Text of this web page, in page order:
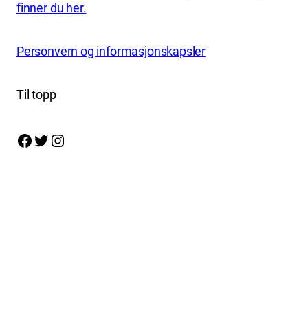
finner du her.
Personvern og informasjonskapsler
Til topp
Facebook Twitter Instagram